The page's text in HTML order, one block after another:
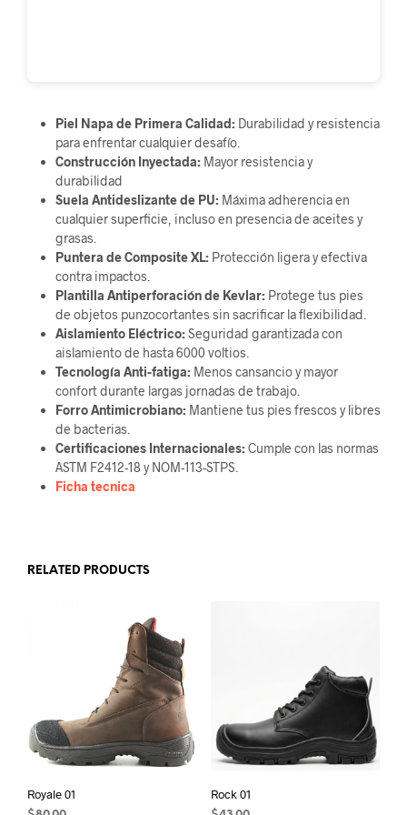
Piel Napa de Primera Calidad:Durabilidad y resistencia
para enfrentar cualquier desafío.
Construcción Inyectada:Mayor resistencia y
durabilidad
Suela Antideslizante de PU:Máxima adherencia en
cualquier superficie, incluso en presencia de aceites y
grasas.
Puntera de Composite XL:Protección ligera y efectiva
contra impactos.
Plantilla Antiperforación de Kevlar:Protege tus pies
de objetos punzocortantes sin sacrificar la flexibilidad.
Aislamiento Eléctrico:Seguridad garantizada con
aislamiento de hasta 6000 voltios.
Tecnología Anti-fatiga:Menos cansancio y mayor
confort durante largas jornadas de trabajo.
Forro Antimicrobiano:Mantiene tus pies frescos y libres
de bacterias.
Certificaciones Internacionales:Cumple con las normas
ASTM F2412-18 y NOM-113-STPS.
Ficha tecnica
RELATED PRODUCTS
Royale 01 Rock 01